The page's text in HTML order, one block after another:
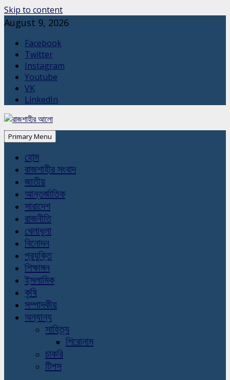
Skip to content
August 9, 2026
Facebook
Twitter
Instagram
Youtube
VK
LinkedIn
Primary Menu
হোম
রাজশাহীর সংবাদ
জাতীয়
আন্তর্জাতিক
সারাদেশ
রাজনীতি
খেলাধুলা
বিনোদন
প্রযুক্তি
শিক্ষাঙ্গন
ইসলামিক
কৃষি
সম্পাদকীয়
অন্যান্য
সাহিত্য
শিরোনাম
চাকরি
টিপস